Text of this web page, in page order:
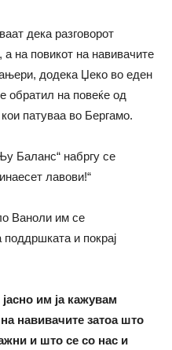
дека разговорот
на повикот на навивачите
додека Џеко во еден
обратил на повеќе од
патуваа во Бергамо.
Баланс“ набргу се
лавови!“
Ваноли им се
поддршката и покрај
им ја кажувам
навивачите затоа што
и што се со нас и